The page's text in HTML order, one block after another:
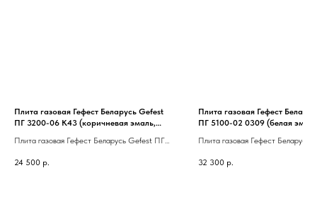
Плита газовая Гефест Беларусь Gefest
ПГ 3200-06 К43 (коричневая эмаль,
контроль)
Плита газовая Гефест Беларусь Gefest ПГ
сталь, розжиг, полный газ-контроль)
24 500 р.
Плита газовая Гефест
ПГ 5100-02 0309 (белая
Плита газовая Гефест Беларусь
контроль, чугун, гриль, дизайн)
32 300 р.